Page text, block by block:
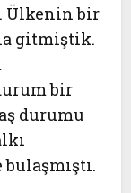
Ülkenin bir
gitmiştik.
bir
durumu